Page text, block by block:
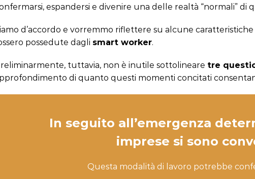
espandersi e divenire una delle realtà “normali” di
d’accordo e vorremmo riflettere su alcune
possedute dagli smart worker.
tuttavia, non è inutile sottolineare tre
di quanto questi momenti concitati
In seguito all’emergenza
imprese si sono
Questa modalità di lavoro potrebbe